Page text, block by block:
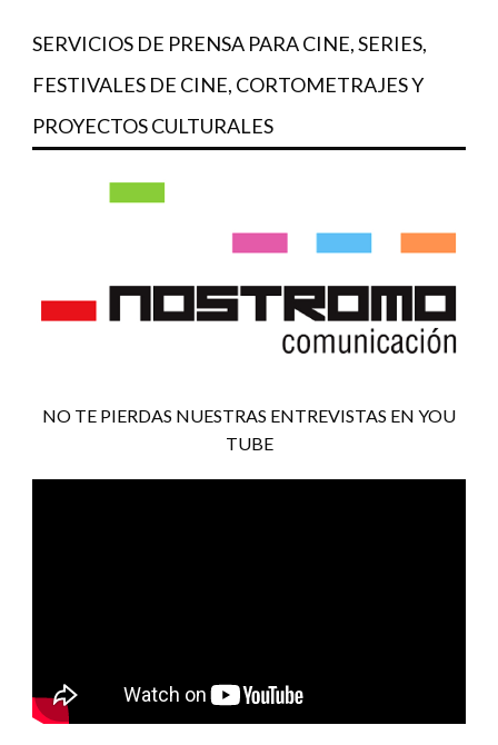
SERVICIOS DE PRENSA PARA CINE, SERIES,
FESTIVALES DE CINE, CORTOMETRAJES Y
PROYECTOS CULTURALES
NO TE PIERDAS NUESTRAS ENTREVISTAS EN YOU
TUBE